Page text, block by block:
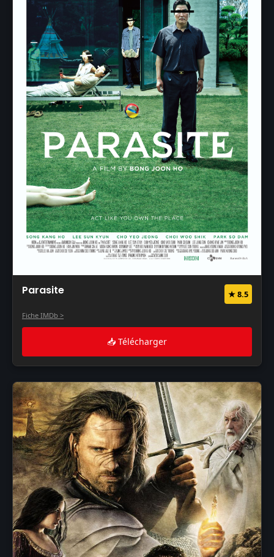
Parasite ★ 8.5
Fiche IMDb >
📥 Télécharger